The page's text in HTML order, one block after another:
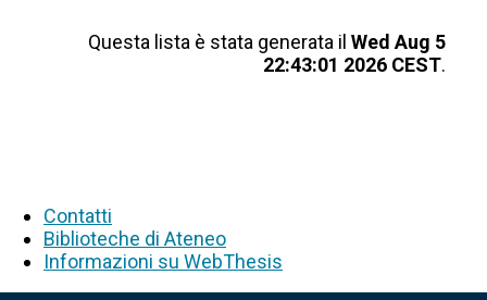
Questa lista è stata generata il Wed Aug 5
22:43:01 2026 CEST.
Contatti
Biblioteche di Ateneo
Informazioni su WebThesis